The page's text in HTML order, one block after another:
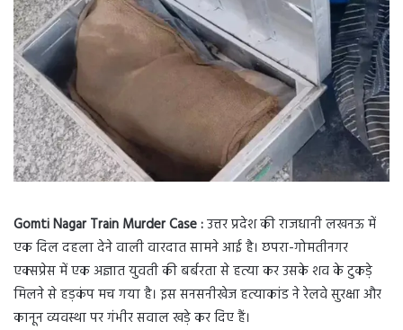
Gomti Nagar Train Murder Case :उत्तर प्रदेश की राजधानी लखनऊ में
एक दिल दहला देने वाली वारदात सामने आई है। छपरा-गोमतीनगर
एक्सप्रेस में एक अज्ञात युवती की बर्बरता से हत्या कर उसके शव के टुकड़े
मिलने से हड़कंप मच गया है। इस सनसनीखेज हत्याकांड ने रेलवे सुरक्षा और
कानून व्यवस्था पर गंभीर सवाल खड़े कर दिए हैं।